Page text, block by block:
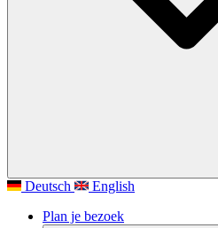
Deutsch
English
Plan je bezoek